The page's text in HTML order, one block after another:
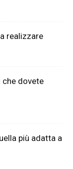
realizzare
che dovete
più adatta a